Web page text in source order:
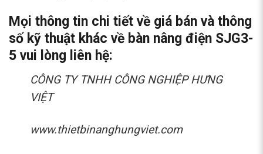
Mọi thông tin chi tiết về giá bán và thông
số kỹ thuật khác về bàn nâng điện SJG3-
5 vui lòng liên hệ:
CÔNG TY TNHH CÔNG NGHIỆP HƯNG
VIỆT
www.thietbinanghungviet.com